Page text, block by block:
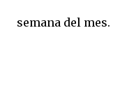
semana del mes.